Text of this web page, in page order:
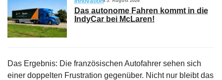
Das autonome Fahren kommt in die
IndyCar bei McLaren!
Das Ergebnis: Die französischen Autofahrer sehen sich
einer doppelten Frustration gegenüber. Nicht nur bleibt das